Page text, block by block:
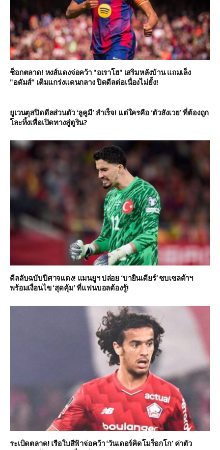
ช็อกตลาด! หงส์แดงจ่อคว้า "อเราโฮ" เสริมหลังบ้าน แถมเล็ง
"อดัมส์" เติมแกร่งแดนกลาง ปิดดีลต่อเนื่องไม่ยั้ง!
ยูเวนตุสปิดดีลส่วนตัว ‘ลูคูมี’ สำเร็จ! แต่ใครคือ ‘ตัวสังเวย’ ที่ต้องถูก
โละทิ้งเพื่อเปิดทางสู่ตูริน?
ดีลลับฉบับปีศาจแดง! แมนยูฯ ปล่อย ‘บายินเดียร์’ ซบเซลต้าฯ
พร้อมเงื่อนไข ‘สุดคุ้ม’ ที่แฟนบอลต้องรู้!
ระเบิดตลาด! เรือใบสีฟ้าจ่อคว้า ‘วันเดอร์คิดโมร็อกโก’ ค่าตัว